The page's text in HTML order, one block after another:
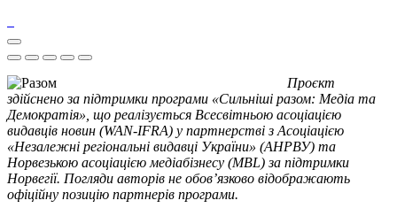
Проєкт
здійснено за підтримки програми «Сильніші разом: Медіа та
Демократія», що реалізується Всесвітньою асоціацією
видавців новин (WAN-IFRA) у партнерстві з Асоціацією
«Незалежні регіональні видавці України» (АНРВУ) та
Норвезькою асоціацією медіабізнесу (MBL) за підтримки
Норвегії. Погляди авторів не обов’язково відображають
офіційну позицію партнерів програми.